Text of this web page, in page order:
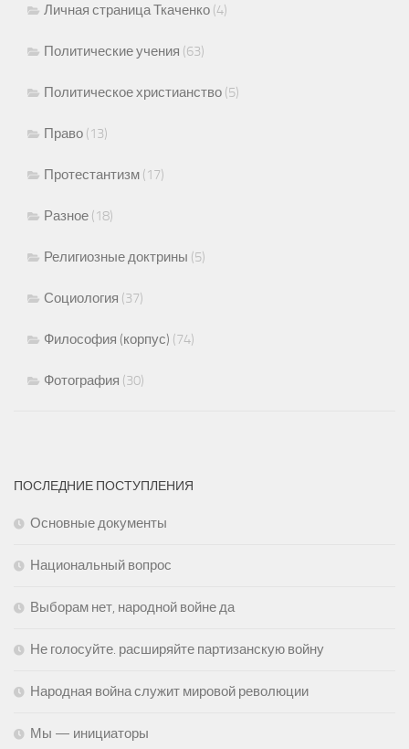
Личная страница Ткаченко (4)
Политические учения (63)
Политическое христианство (5)
Право (13)
Протестантизм (17)
Разное (18)
Религиозные доктрины (5)
Социология (37)
Философия (корпус) (74)
Фотография (30)
ПОСЛЕДНИЕ ПОСТУПЛЕНИЯ
Основные документы
Национальный вопрос
Выборам нет, народной войне да
Не голосуйте. расширяйте партизанскую войну
Народная война служит мировой революции
Мы — инициаторы